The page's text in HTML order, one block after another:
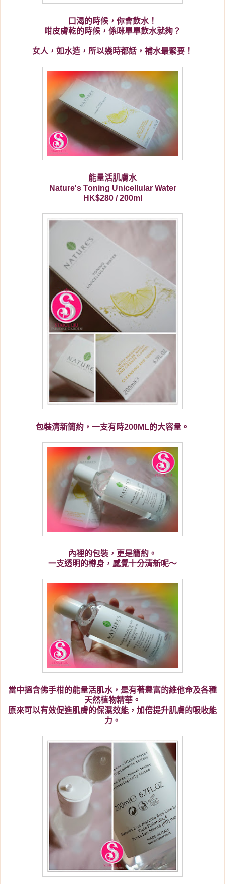
口渴的時候，你會飲水！
咁皮膚乾的時候，係咪單單飲水就夠？
女人，如水造，所以幾時都話，補水最緊要！
能量活肌膚水
Nature's Toning Unicellular Water
HK$280 / 200ml
包裝清新簡約，一支有時200ML的大容量。
內裡的包裝，更是簡約。
一支透明的樽身，感覺十分清新呢～
當中搵含佛手柑的能量活肌水，是有著豐富的維他命及各種
天然植物精華。
原來可以有效促進肌膚的保濕效能，加倍提升肌膚的吸收能
力。